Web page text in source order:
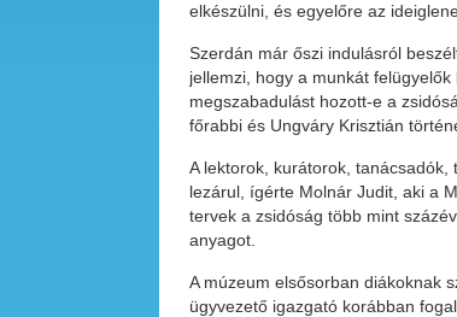
elkészülni, és egyelőre az
Szerdán már őszi indulásról
jellemzi, hogy a munkát
megszabadulást hozott-e a
főrabbi és Ungváry Krisztián
A lektorok, kurátorok,
lezárul, ígérte Molnár Judit, aki a
tervek a zsidóság több mint
anyagot.
A múzeum elsősorban diákoknak
ügyvezető igazgató korábban